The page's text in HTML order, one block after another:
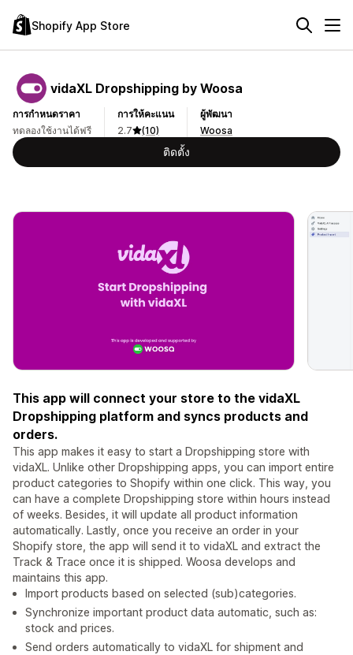
Shopify App Store
vidaXL Dropshipping by Woosa
การกำหนดราคา
ทดลองใช้งานได้ฟรี
การให้คะแนน
2.7
(10)
ผู้พัฒนา
Woosa
ติดตั้ง
This app will connect your store to the vidaXL
Dropshipping platform and syncs products and
orders.
This app makes it easy to start a Dropshipping store with
vidaXL. Unlike other Dropshipping apps, you can import entire
product categories to Shopify within one click. This way, you
can have a complete Dropshipping store within hours instead
of weeks. Besides, it will update all product information
automatically. Lastly, once you receive an order in your
Shopify store, the app will send it to vidaXL and extract the
Track & Trace once it is shipped. Woosa develops and
maintains this app.
Import products based on selected (sub)categories.
Synchronize important product data automatic, such as:
stock and prices.
Send orders automatically to vidaXL for shipment and